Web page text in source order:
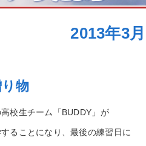
2013年3
物
校生チーム「BUDDY」が
ることになり、最後の練習日に